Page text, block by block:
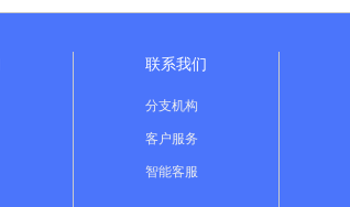
联系我们
分支机构
客户服务
智能客服